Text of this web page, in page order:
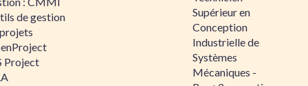
de gestion
Project
Supérieur en
Conception
Industrielle de
Systèmes
Mécaniques -